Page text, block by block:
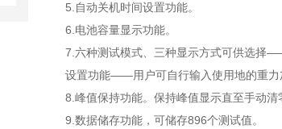
5.自动关机时间设置功能。
6.电池容量显示功能。
7.六种测试模式、三种显示方式可供选择
设置功能——用户可自行输入使用地的重力
8.峰值保持功能。保持峰值显示直至手动清
9.数据储存功能，可储存896个测试值。